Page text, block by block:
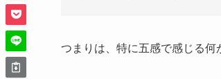
つまりは、特に五感で感じる何